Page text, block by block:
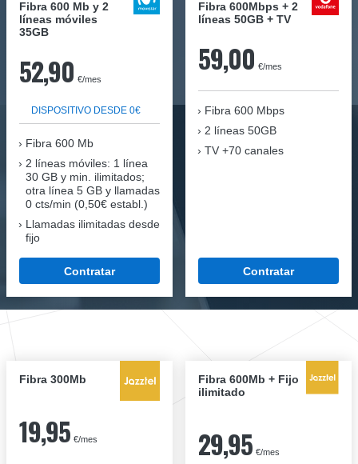
Fibra 600 Mb y 2
líneas móviles
35GB
52,90 €/mes
DISPOSITIVO DESDE 0€
Fibra 600 Mb
2 líneas móviles: 1 línea
30 GB y min. ilimitados;
otra línea 5 GB y llamadas
0 cts/min (0,50€ establ.)
Llamadas ilimitadas desde
fijo
Contratar
Fibra 600Mbps + 2
líneas 50GB + TV
59,00 €/mes
Fibra 600 Mbps
2 líneas 50GB
TV +70 canales
Contratar
Fibra 300Mb
19,95 €/mes
Fibra 600Mb + Fijo
ilimitado
29,95 €/mes